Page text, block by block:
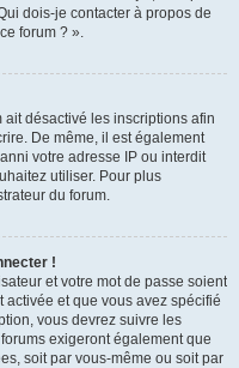
dois-je contacter à propos de
forum ? ».
ait désactivé les inscriptions afin
De même, il est également
votre adresse IP ou interdit
utiliser. Pour plus
du forum.
!
et votre mot de passe soient
activée et que vous avez spécifié
vous devrez suivre les
exigeront également que
soit par vous-même ou soit par